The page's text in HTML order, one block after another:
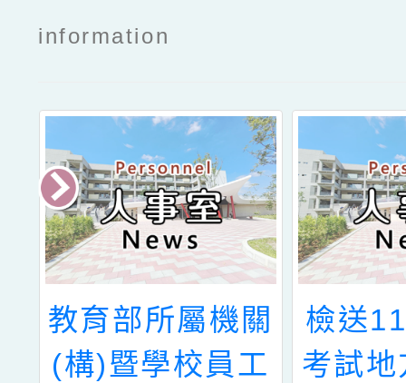
information
教育部所屬機關
(構)暨學校員工
檢送
考試